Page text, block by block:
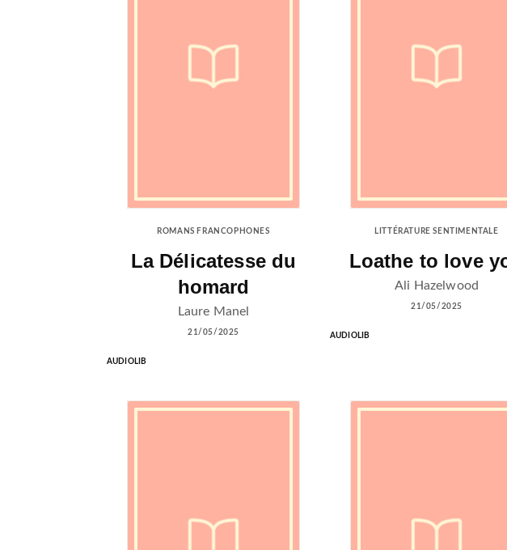
ROMANS FRANCOPHONES
La Délicatesse du
homard
Laure Manel
21/05/2025
AUDIOLIB
LITTÉRATURE SENTIMENTALE
Loathe to love
Ali Hazelwood
21/05/2025
AUDIOLIB